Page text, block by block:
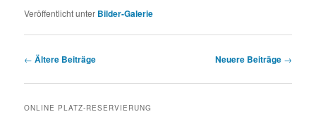
Veröffentlicht unter Bilder-Galerie
Beitragsnavigation
← Ältere Beiträge Neuere Beiträge →
ONLINE PLATZ-RESERVIERUNG